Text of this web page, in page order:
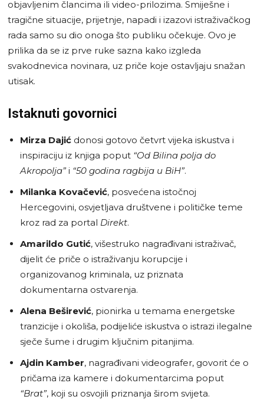
objavljenim člancima ili video-prilozima. Smiješne i
tragične situacije, prijetnje, napadi i izazovi istraživačkog
rada samo su dio onoga što publiku očekuje. Ovo je
prilika da se iz prve ruke sazna kako izgleda
svakodnevica novinara, uz priče koje ostavljaju snažan
utisak.
Istaknuti govornici
Mirza Dajić donosi gotovo četvrt vijeka iskustva i
inspiraciju iz knjiga poput “Od Bilina polja do
Akropolja” i “50 godina ragbija u BiH”.
Milanka Kovačević, posvećena istočnoj
Hercegovini, osvjetljava društvene i političke teme
kroz rad za portal Direkt.
Amarildo Gutić, višestruko nagrađivani istraživač,
dijelit će priče o istraživanju korupcije i
organizovanog kriminala, uz priznata
dokumentarna ostvarenja.
Alena Beširević, pionirka u temama energetske
tranzicije i okoliša, podijeliće iskustva o istrazi ilegalne
sječe šume i drugim ključnim pitanjima.
Ajdin Kamber, nagrađivani videografer, govorit će o
pričama iza kamere i dokumentarcima poput
“Brat”, koji su osvojili priznanja širom svijeta.